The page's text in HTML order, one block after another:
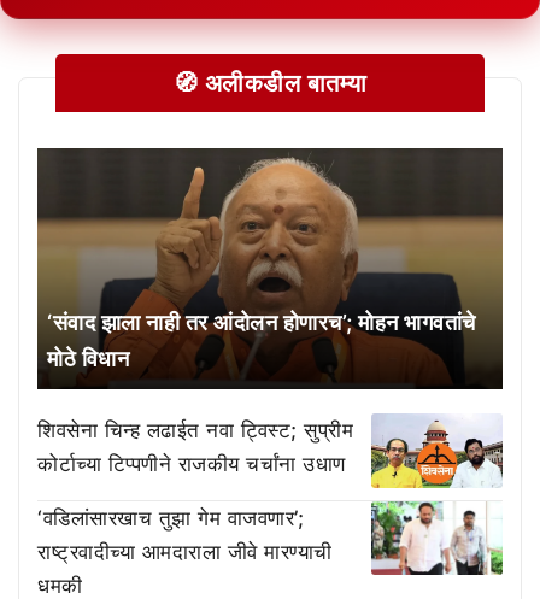
🧭 अलीकडील बातम्या
‘संवाद झाला नाही तर आंदोलन होणारच’; मोहन भागवतांचे
मोठे विधान
शिवसेना चिन्ह लढाईत नवा ट्विस्ट; सुप्रीम
कोर्टाच्या टिप्पणीने राजकीय चर्चांना उधाण
‘वडिलांसारखाच तुझा गेम वाजवणार’;
राष्ट्रवादीच्या आमदाराला जीवे मारण्याची
धमकी